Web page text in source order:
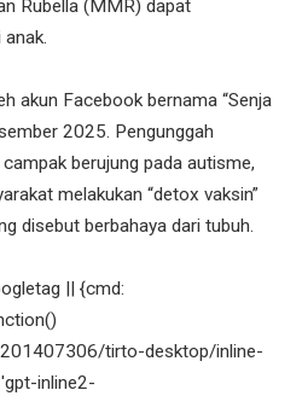
Rubella (MMR) dapat
akun Facebook bernama “Senja
2025. Pengunggah
berujung pada autisme,
melakukan “detox vaksin”
disebut berbahaya dari tubuh.
|| {cmd:
tirto-desktop/inline-
inline2-